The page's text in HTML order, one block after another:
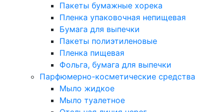
Пакеты бумажные хорека
Пленка упаковочная непищевая
Бумага для выпечки
Пакеты полиэтиленовые
Пленка пищевая
Фольга, бумага для выпечки
Парфюмерно-косметические средства
Мыло жидкое
Мыло туалетное